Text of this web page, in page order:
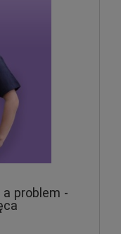
problem -